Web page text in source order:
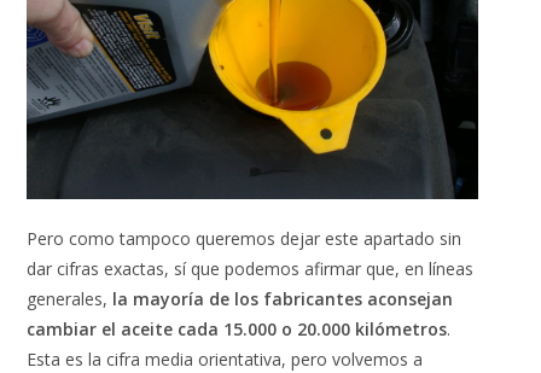
Pero como tampoco queremos dejar este apartado sin
dar cifras exactas, sí que podemos afirmar que, en líneas
generales, la mayoría de los fabricantes aconsejan
cambiar el aceite cada 15.000 o 20.000 kilómetros.
Esta es la cifra media orientativa, pero volvemos a